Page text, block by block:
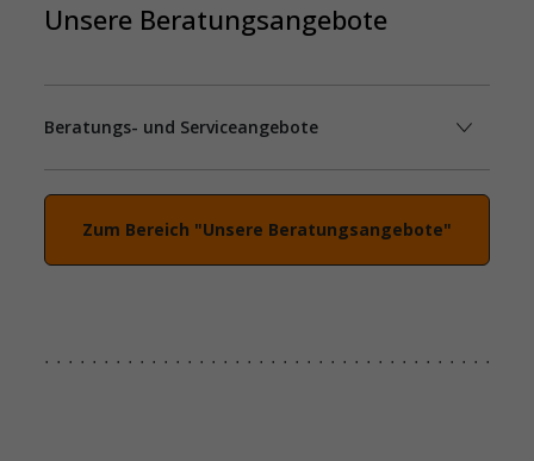
Unsere Beratungsangebote
Beratungs- und Serviceangebote
Zum Bereich "Unsere Beratungsangebote"